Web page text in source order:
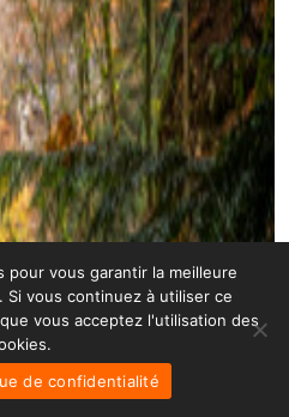
pour vous garantir la meilleure
vous continuez à utiliser ce
vous acceptez l'utilisation des
de confidentialité